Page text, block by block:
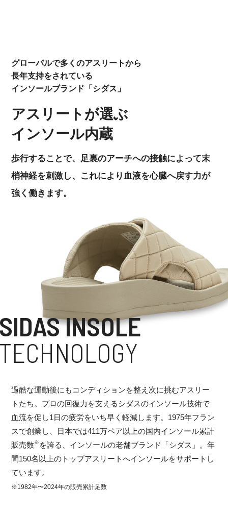
グローバルで多くのアスリートから
長年支持をされている
インソールブランド「シダス」
アスリートが選ぶ
インソール内蔵
歩行することで、足裏のアーチへの接触によって末
梢神経を刺激し、 これにより血液を心臓へ戻す力が
強く働きます。
過酷な運動後にもコンディションを整え次に挑むアスリー
トたち。プロの回復力を支えるシダスのインソール技術で
血流を促し1日の疲労をいち早く軽減します。1975年フラン
スで創業し、日本では411万ペア以上の国内インソール累計
販売数※ を誇る、インソールの老舗ブランド「シダス」。年
間150名以上のトップアスリートへインソールをサポートし
ています。
※1982年〜2024年の販売累計足数
INSOLE